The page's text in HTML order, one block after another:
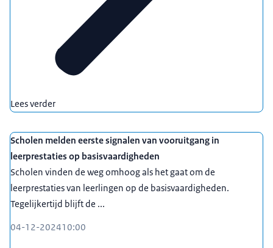
Lees verder
Scholen melden eerste signalen van vooruitgang in
leerprestaties op basisvaardigheden
Scholen vinden de weg omhoog als het gaat om de
leerprestaties van leerlingen op de basisvaardigheden.
Tegelijkertijd blijft de ...
04-12-202410:00